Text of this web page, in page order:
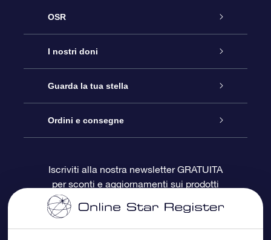
OSR
Assistenza
Contattaci
Blog
OSR Recensioni
I nostri doni
Online Star Gift
Pacchetto regalo OSR
Gift Card OSR
Doni aziendali
Guarda la tua stella
Registro stellare
Star Page personalizzata
One Million Stars
Ordini e consegne
Informazioni di Pagamento
Iscriviti alla nostra newsletter GRATUITA
per sconti e aggiornamenti sui prodotti